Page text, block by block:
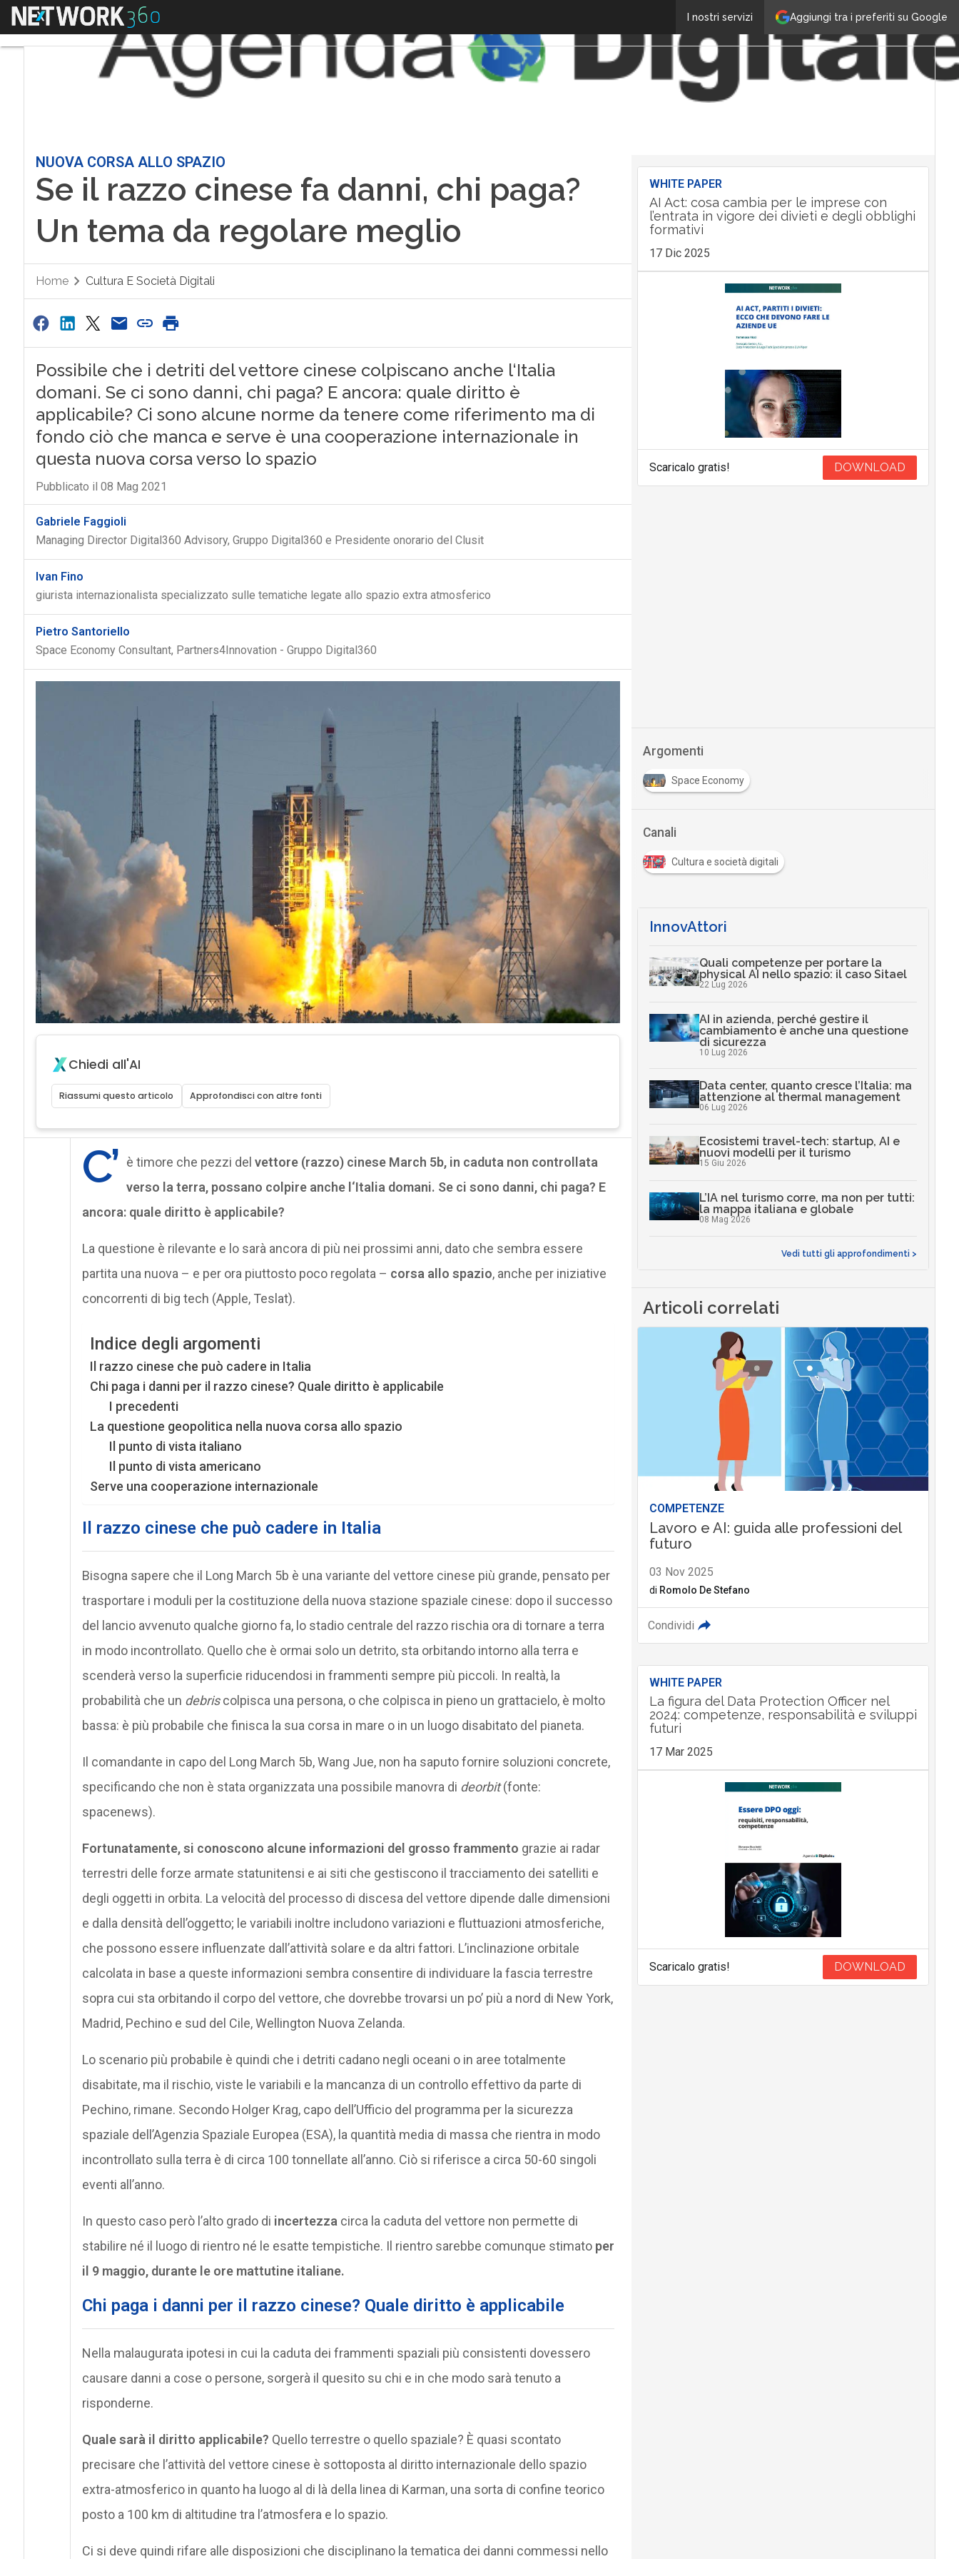
Aggiungi tra i preferiti su Google
I nostri servizi
Menu
NUOVA CORSA ALLO SPAZIO
Se il razzo cinese fa danni, chi paga?
Un tema da regolare meglio
Home Cultura E Società Digitali
Possibile che i detriti del vettore cinese colpiscano anche l‘Italia
domani. Se ci sono danni, chi paga? E ancora: quale diritto è
applicabile? Ci sono alcune norme da tenere come riferimento ma di
fondo ciò che manca e serve è una cooperazione internazionale in
questa nuova corsa verso lo spazio
Pubblicato il 08 Mag 2021
Gabriele Faggioli
Managing Director Digital360 Advisory, Gruppo Digital360 e Presidente onorario del Clusit
Ivan Fino
giurista internazionalista specializzato sulle tematiche legate allo spazio extra atmosferico
Pietro Santoriello
Space Economy Consultant, Partners4Innovation - Gruppo Digital360
Chiedi all'AI
Riassumi questo articolo Approfondisci con altre fonti
C’ è timore che pezzi del vettore (razzo) cinese March 5b, in caduta non controllata
verso la terra, possano colpire anche l‘Italia domani. Se ci sono danni, chi paga? E
ancora: quale diritto è applicabile?
La questione è rilevante e lo sarà ancora di più nei prossimi anni, dato che sembra essere
partita una nuova – e per ora piuttosto poco regolata – corsa allo spazio, anche per iniziative
concorrenti di big tech (Apple, Teslat).
Indice degli argomenti
Il razzo cinese che può cadere in Italia
Chi paga i danni per il razzo cinese? Quale diritto è applicabile
I precedenti
La questione geopolitica nella nuova corsa allo spazio
Il punto di vista italiano
Il punto di vista americano
Serve una cooperazione internazionale
Il razzo cinese che può cadere in Italia
Bisogna sapere che il Long March 5b è una variante del vettore cinese più grande, pensato per
trasportare i moduli per la costituzione della nuova stazione spaziale cinese: dopo il successo
del lancio avvenuto qualche giorno fa, lo stadio centrale del razzo rischia ora di tornare a terra
in modo incontrollato. Quello che è ormai solo un detrito, sta orbitando intorno alla terra e
scenderà verso la superficie riducendosi in frammenti sempre più piccoli. In realtà, la
probabilità che un debriscolpisca una persona, o che colpisca in pieno un grattacielo, è molto
bassa: è più probabile che finisca la sua corsa in mare o in un luogo disabitato del pianeta.
Il comandante in capo del Long March 5b, Wang Jue, non ha saputo fornire soluzioni concrete,
specificando che non è stata organizzata una possibile manovra di deorbit(fonte:
spacenews).
Fortunatamente, si conoscono alcune informazioni del grosso frammento grazie ai radar
terrestri delle forze armate statunitensi e ai siti che gestiscono il tracciamento dei satelliti e
degli oggetti in orbita. La velocità del processo di discesa del vettore dipende dalle dimensioni
e dalla densità dell’oggetto; le variabili inoltre includono variazioni e fluttuazioni atmosferiche,
che possono essere influenzate dall’attività solare e da altri fattori. L’inclinazione orbitale
calcolata in base a queste informazioni sembra consentire di individuare la fascia terrestre
sopra cui sta orbitando il corpo del vettore, che dovrebbe trovarsi un po’ più a nord di New York,
Madrid, Pechino e sud del Cile, Wellington Nuova Zelanda.
Lo scenario più probabile è quindi che i detriti cadano negli oceani o in aree totalmente
disabitate, ma il rischio, viste le variabili e la mancanza di un controllo effettivo da parte di
Pechino, rimane. Secondo Holger Krag, capo dell’Ufficio del programma per la sicurezza
spaziale dell’Agenzia Spaziale Europea (ESA), la quantità media di massa che rientra in modo
incontrollato sulla terra è di circa 100 tonnellate all’anno. Ciò si riferisce a circa 50-60 singoli
eventi all’anno.
In questo caso però l’alto grado di incertezza circa la caduta del vettore non permette di
stabilire né il luogo di rientro né le esatte tempistiche. Il rientro sarebbe comunque stimato per
il 9 maggio, durante le ore mattutine italiane.
Chi paga i danni per il razzo cinese? Quale diritto è applicabile
Nella malaugurata ipotesi in cui la caduta dei frammenti spaziali più consistenti dovessero
causare danni a cose o persone, sorgerà il quesito su chi e in che modo sarà tenuto a
risponderne.
Quale sarà il diritto applicabile? Quello terrestre o quello spaziale? È quasi scontato
precisare che l’attività del vettore cinese è sottoposta al diritto internazionale dello spazio
extra-atmosferico in quanto ha luogo al di là della linea di Karman, una sorta di confine teorico
posto a 100 km di altitudine tra l’atmosfera e lo spazio.
Ci si deve quindi rifare alle disposizioni che disciplinano la tematica dei danni commessi nello
WHITE PAPER
AI Act: cosa cambia per le imprese con
l’entrata in vigore dei divieti e degli obblighi
formativi
17 Dic 2025
Scaricalo gratis! DOWNLOAD
Argomenti
Space Economy
Canali
Cultura e società digitali
InnovAttori
Quali competenze per portare la
physical AI nello spazio: il caso Sitael
22 Lug 2026
AI in azienda, perché gestire il
cambiamento è anche una questione
di sicurezza
10 Lug 2026
Data center, quanto cresce l’Italia: ma
attenzione al thermal management
06 Lug 2026
Ecosistemi travel-tech: startup, AI e
nuovi modelli per il turismo
15 Giu 2026
L’IA nel turismo corre, ma non per tutti:
la mappa italiana e globale
08 Mag 2026
Vedi tutti gli approfondimenti >
Articoli correlati
COMPETENZE
Lavoro e AI: guida alle professioni del
futuro
03 Nov 2025
di Romolo De Stefano
Condividi
WHITE PAPER
La figura del Data Protection Officer nel
2024: competenze, responsabilità e sviluppi
futuri
17 Mar 2025
Scaricalo gratis! DOWNLOAD